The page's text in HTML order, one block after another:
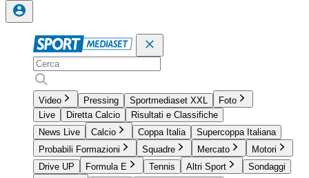
Video Pressing Sportmediaset XXL
Foto
Live
Diretta Calcio
Risultati e Classifiche
News Live
Calcio Coppa Italia
Supercoppa Italiana
Probabili Formazioni
Squadre Mercato
Motori
Drive UP
Formula E Tennis Altri Sport
Sondaggi